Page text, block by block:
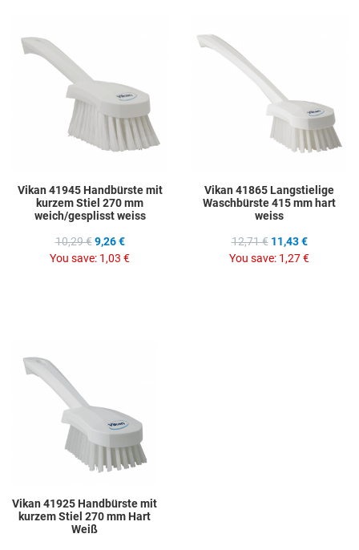
Add to Compare
Vikan 41945 Handbürste mit
kurzem Stiel 270 mm
weich/gesplisst weiss
10,29 € 9,26 €
You save: 1,03 €
Vikan 41865 Langstielige
Waschbürste 415 mm hart
weiss
12,71 € 11,43 €
You save: 1,27 €
Vikan 41925 Handbürste mit
kurzem Stiel 270 mm Hart
Weiß